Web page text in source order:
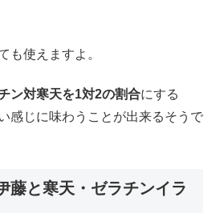
も使えますよ。
ン対寒天を1対2の割合にする
感じに味わうことが出来るそうで
藤と寒天・ゼラチンイラ